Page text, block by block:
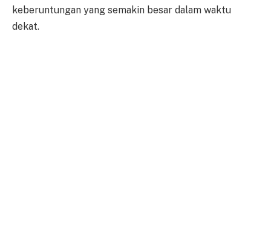
keberuntungan yang semakin besar dalam waktu
dekat.